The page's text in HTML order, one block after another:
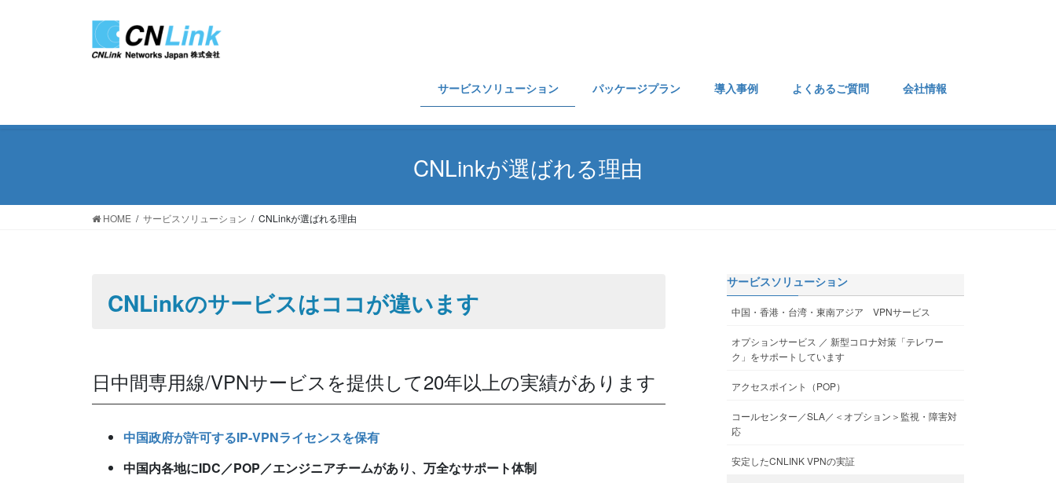
移
ン
サービスソリューション パッケージプラン 導入事例 よくあるご質問 会社情報
CNLinkが選ばれる理由
HOME サービスソリューション CNLinkが選ばれる理由
CNLinkのサービスはココが違います
日中間専用線/VPNサービスを提供して20年以上の実績があります
中国政府が許可するIP-VPNライセンスを保有
中国内各地にIDC／POP／エンジニアチームがあり、万全なサポート体制
サービスソリューション
中国・香港・台湾・東南アジア VPNサービス
オプションサービス ／ 新型コロナ対策「テレワー
ク」をサポートしています
アクセスポイント（POP）
コールセンター／SLA／＜オプション＞監視・障害対
応
安定したCNLINK VPNの実証